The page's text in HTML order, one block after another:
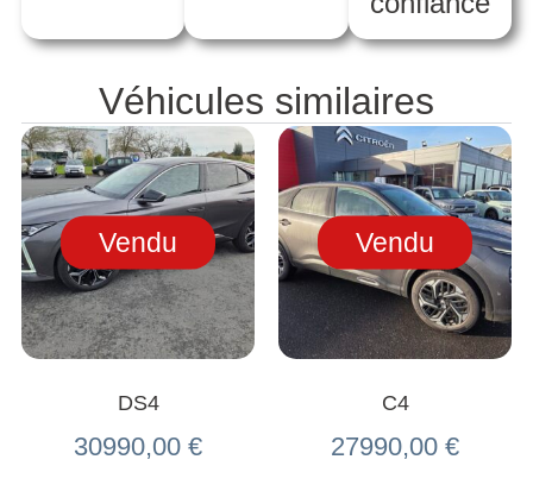
Véhicules similaires
Vendu
DS4
30990,00 €
Vendu
C4
27990,00 €